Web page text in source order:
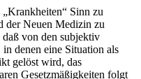
Sinn zu
der Neuen Medizin zu
von den subjektiv
denen eine Situation als
gelöst wird, das
Gesetzmäßigkeiten folgt